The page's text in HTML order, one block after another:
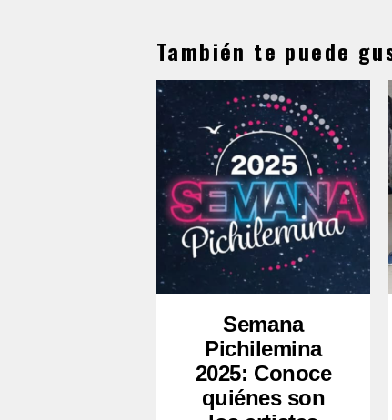
También te puede
Semana
Pichilemina
2025: Conoce
quiénes son